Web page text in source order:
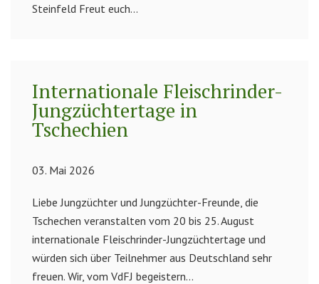
Steinfeld Freut euch...
Internationale Fleischrinder-
Jungzüchtertage in
Tschechien
03. Mai 2026
Liebe Jungzüchter und Jungzüchter-Freunde, die
Tschechen veranstalten vom 20 bis 25. August
internationale Fleischrinder-Jungzüchtertage und
würden sich über Teilnehmer aus Deutschland sehr
freuen. Wir, vom VdFJ begeistern...